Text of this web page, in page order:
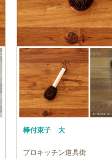
棒付束子 大
プロキッチン道具街